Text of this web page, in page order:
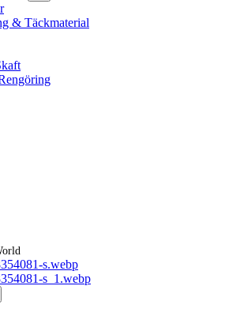
& Täckmaterial